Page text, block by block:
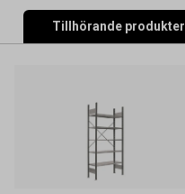
Tillhörande produkter